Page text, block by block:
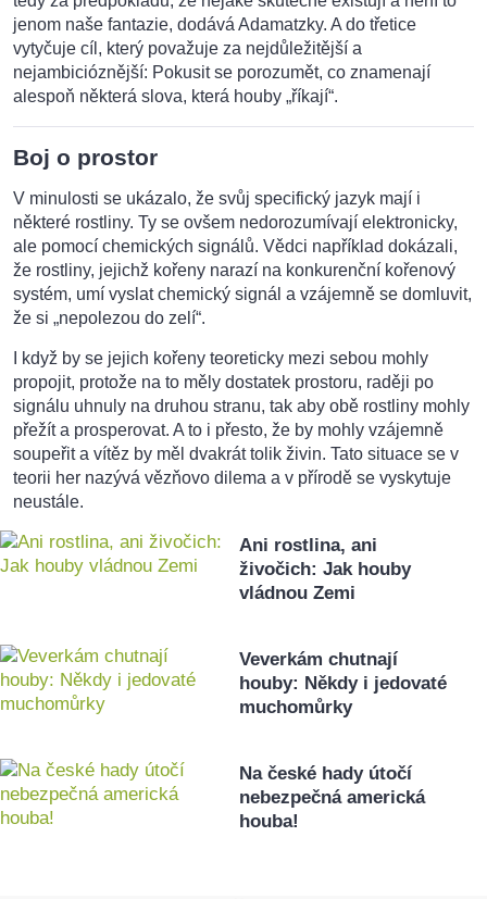
jenom naše fantazie, dodává Adamatzky. A do třetice
vytyčuje cíl, který považuje za nejdůležitější a
nejambicióznější: Pokusit se porozumět, co znamenají
alespoň některá slova, která houby „říkají“.
Boj o prostor
V minulosti se ukázalo, že svůj specifický jazyk mají i
některé rostliny. Ty se ovšem nedorozumívají elektronicky,
ale pomocí chemických signálů. Vědci například dokázali,
že rostliny, jejichž kořeny narazí na konkurenční kořenový
systém, umí vyslat chemický signál a vzájemně se domluvit,
že si „nepolezou do zelí“.
I když by se jejich kořeny teoreticky mezi sebou mohly
propojit, protože na to měly dostatek prostoru, raději po
signálu uhnuly na druhou stranu, tak aby obě rostliny mohly
přežít a prosperovat. A to i přesto, že by mohly vzájemně
soupeřit a vítěz by měl dvakrát tolik živin. Tato situace se v
teorii her nazývá vězňovo dilema a v přírodě se vyskytuje
neustále.
Ani rostlina, ani
živočich: Jak houby
vládnou Zemi
Veverkám chutnají
houby: Někdy i jedovaté
muchomůrky
Na české hady útočí
nebezpečná americká
houba!